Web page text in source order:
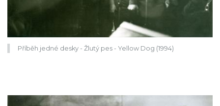
Příběh jedné desky - Žlutý pes - Yellow Dog (1994)